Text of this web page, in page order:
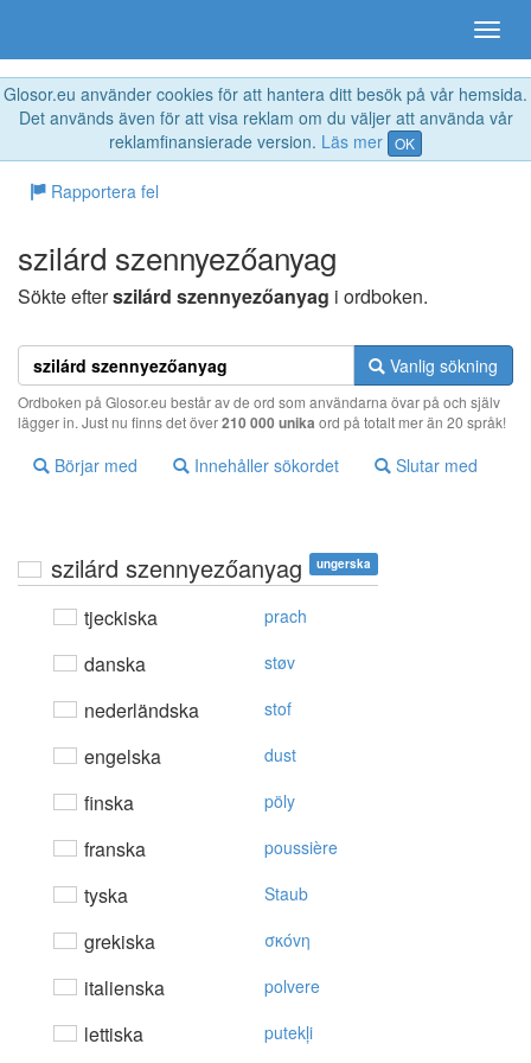
Glosor.eu använder cookies för att hantera ditt besök på vår hemsida.
Det används även för att visa reklam om du väljer att använda vår
reklamfinansierade version. Läs mer OK
Rapportera fel
szilárd szennyezőanyag
Sökte efterszilárd szennyezőanyag i ordboken.
Vanlig sökning
Ordboken på Glosor.eu består av de ord som användarna övar på och själv
lägger in. Just nu finns det över210 000 unika ord på totalt mer än 20 språk!
Börjar med Innehåller sökordet Slutar med
szilárd szennyezőanyag ungerska
tjeckiska prach
danska støv
nederländska stof
engelska dust
finska pöly
franska poussière
tyska Staub
grekiska σκόvη
italienska polvere
lettiska putekļi